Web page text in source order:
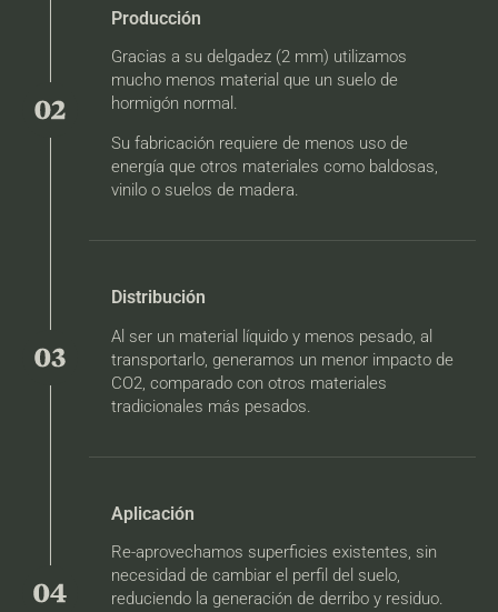
Producción
Gracias a su delgadez (2 mm) utilizamos
mucho menos material que un suelo de
hormigón normal.
Su fabricación requiere de menos uso de
energía que otros materiales como baldosas,
vinilo o suelos de madera.
Distribución
Al ser un material líquido y menos pesado, al
transportarlo, generamos un menor impacto de
CO2, comparado con otros materiales
tradicionales más pesados.
Aplicación
Re-aprovechamos superficies existentes, sin
necesidad de cambiar el perfil del suelo,
reduciendo la generación de derribo y residuo.